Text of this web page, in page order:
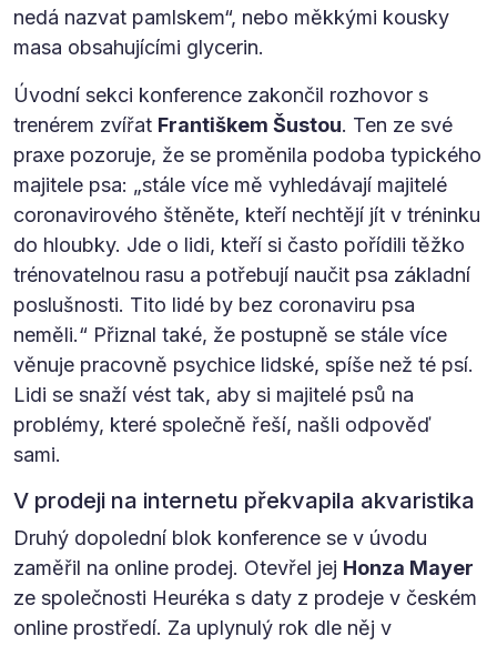
nedá nazvat pamlskem“, nebo měkkými kousky
masa obsahujícími glycerin.
Úvodní sekci konference zakončil rozhovor s
trenérem zvířat Františkem Šustou. Ten ze své
praxe pozoruje, že se proměnila podoba typického
majitele psa: „stále více mě vyhledávají majitelé
coronavirového štěněte, kteří nechtějí jít v tréninku
do hloubky. Jde o lidi, kteří si často pořídili těžko
trénovatelnou rasu a potřebují naučit psa základní
poslušnosti. Tito lidé by bez coronaviru psa
neměli.“ Přiznal také, že postupně se stále více
věnuje pracovně psychice lidské, spíše než té psí.
Lidi se snaží vést tak, aby si majitelé psů na
problémy, které společně řeší, našli odpověď
sami.
V prodeji na internetu překvapila akvaristika
Druhý dopolední blok konference se v úvodu
zaměřil na online prodej. Otevřel jej Honza Mayer
ze společnosti Heuréka s daty z prodeje v českém
online prostředí. Za uplynulý rok dle něj v